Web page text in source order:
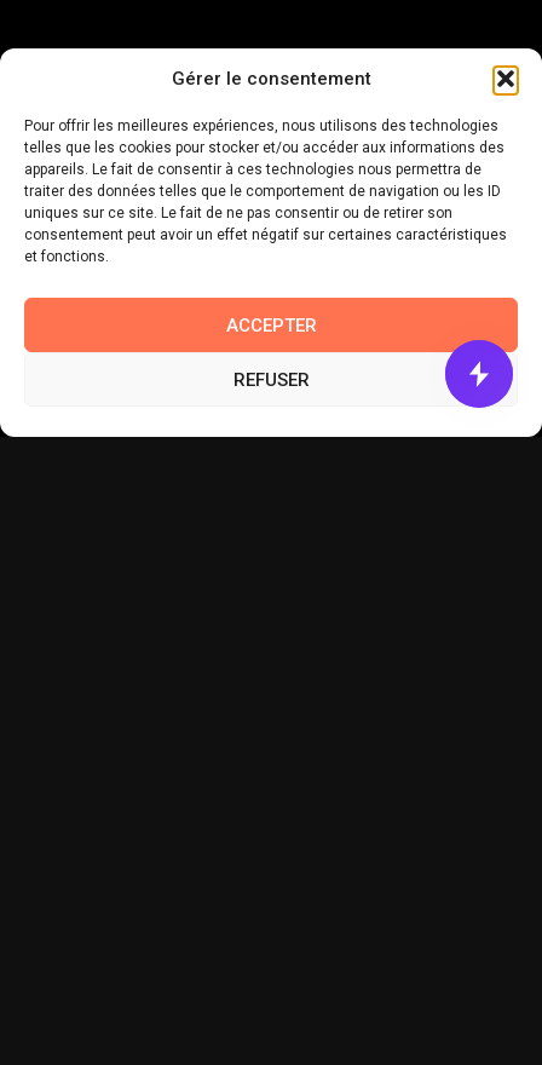
Gérer le consentement
Pour offrir les meilleures expériences, nous utilisons des technologies
telles que les cookies pour stocker et/ou accéder aux informations des
appareils. Le fait de consentir à ces technologies nous permettra de
traiter des données telles que le comportement de navigation ou les ID
uniques sur ce site. Le fait de ne pas consentir ou de retirer son
consentement peut avoir un effet négatif sur certaines caractéristiques
et fonctions.
ACCEPTER
REFUSER